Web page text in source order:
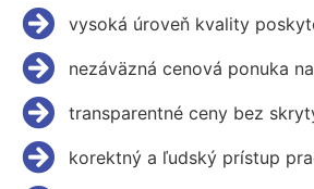
vysoká úroveň kvality
nezáväzná cenová ponuka
transparentné ceny bez
korektný a ľudský prístup